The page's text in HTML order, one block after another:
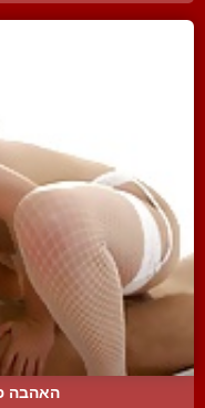
האהבה